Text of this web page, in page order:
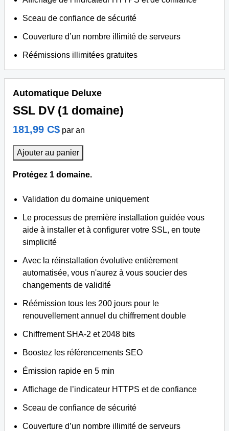
Sceau de confiance de sécurité
Couverture d’un nombre illimité de serveurs
Réémissions illimitées gratuites
Automatique Deluxe
SSL DV (1 domaine)
181,99 C$ par an
Ajouter au panier
Protégez 1 domaine.
Validation du domaine uniquement
Le processus de première installation guidée vous
aide à installer et à configurer votre SSL, en toute
simplicité
Avec la réinstallation évolutive entièrement
automatisée, vous n'aurez à vous soucier des
changements de validité
Réémission tous les 200 jours pour le
renouvellement annuel du chiffrement double
Chiffrement SHA-2 et 2048 bits
Boostez les référencements SEO
Émission rapide en 5 min
Affichage de l’indicateur HTTPS et de confiance
Sceau de confiance de sécurité
Couverture d’un nombre illimité de serveurs